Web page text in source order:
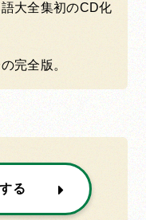
大全集初のCD化
完全版。
る